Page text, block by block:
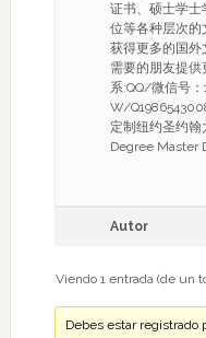
证书、硕士学士
位等各种层次的
获得更多的国外
需要的朋友提
系:QQ/微信号
W/
定制纽约圣约
Degree Master
Autor
Viendo 1 entrada (de un
Debes estar registrado